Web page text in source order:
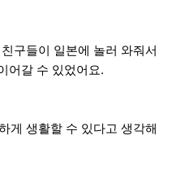
구들이 일본에 놀러 와줘서
어갈 수 있었어요.
게 생활할 수 있다고 생각해